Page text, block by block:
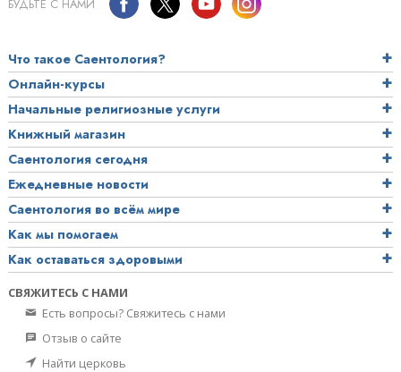
БУДЬТЕ С НАМИ
Что такое Саентология?
Онлайн-курсы
Начальные религиозные услуги
Книжный магазин
Саентология сегодня
Ежедневные новости
Саентология во всём мире
Как мы помогаем
Как оставаться здоровыми
СВЯЖИТЕСЬ С НАМИ
Есть вопросы? Свяжитесь с нами
Отзыв о сайте
Найти церковь